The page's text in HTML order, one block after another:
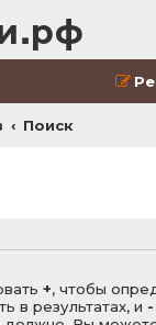
Поиск
+, чтобы
в результатах, и -